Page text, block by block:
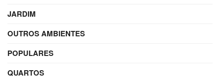
JARDIM
OUTROS AMBIENTES
POPULARES
QUARTOS